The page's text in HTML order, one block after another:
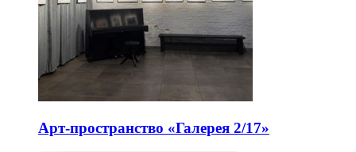
Арт-пространство «Галерея 2/17»